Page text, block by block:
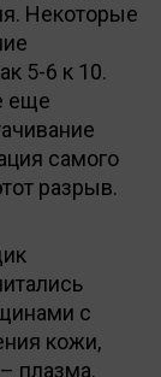
Некоторые
5-6 к 10.
еще
самого
разрыв.
с
кожи,
плазма.